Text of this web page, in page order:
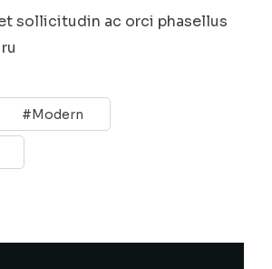
sollicitudin ac orci phasellus
Modern